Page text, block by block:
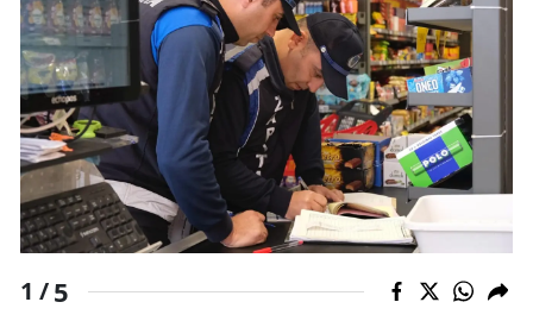
Eskişehir
Gaziantep
Giresun
Gümüşhane
Hakkari
Hatay
Isparta
1 /5